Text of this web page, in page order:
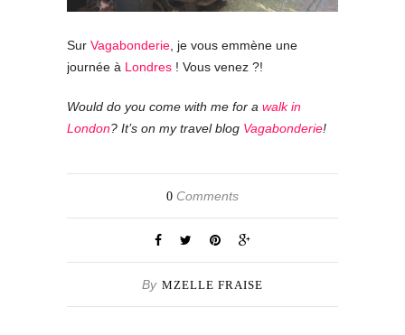
Sur Vagabonderie , je vous emmène une
journée à Londres ! Vous venez ?!
Would do you come with me for a walk in
London? It’s on my travel blog Vagabonderie!
0 Comments
By MZELLE FRAISE